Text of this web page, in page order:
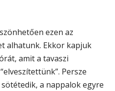
ezen az
alhatunk. Ekkor kapjuk
amit a tavaszi
Persze
a nappalok egyre